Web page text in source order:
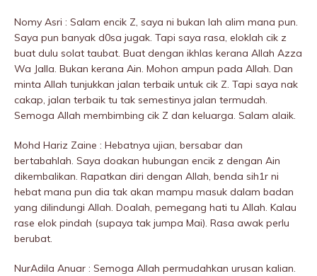
Nomy Asri : Salam encik Z, saya ni bukan lah alim mana pun.
Saya pun banyak d0sa jugak. Tapi saya rasa, eloklah cik z
buat dulu solat taubat. Buat dengan ikhlas kerana Allah Azza
Wa Jalla. Bukan kerana Ain. Mohon ampun pada Allah. Dan
minta Allah tunjukkan jalan terbaik untuk cik Z. Tapi saya nak
cakap, jalan terbaik tu tak semestinya jalan termudah.
Semoga Allah membimbing cik Z dan keluarga. Salam alaik.
Mohd Hariz Zaine : Hebatnya ujian, bersabar dan
bertabahlah. Saya doakan hubungan encik z dengan Ain
dikembalikan. Rapatkan diri dengan Allah, benda sih1r ni
hebat mana pun dia tak akan mampu masuk dalam badan
yang diIindungi Allah. Doalah, pemegang hati tu Allah. Kalau
rase elok pindah (supaya tak jumpa Mai). Rasa awak perlu
berubat.
NurAdila Anuar : Semoga Allah permudahkan urusan kalian.